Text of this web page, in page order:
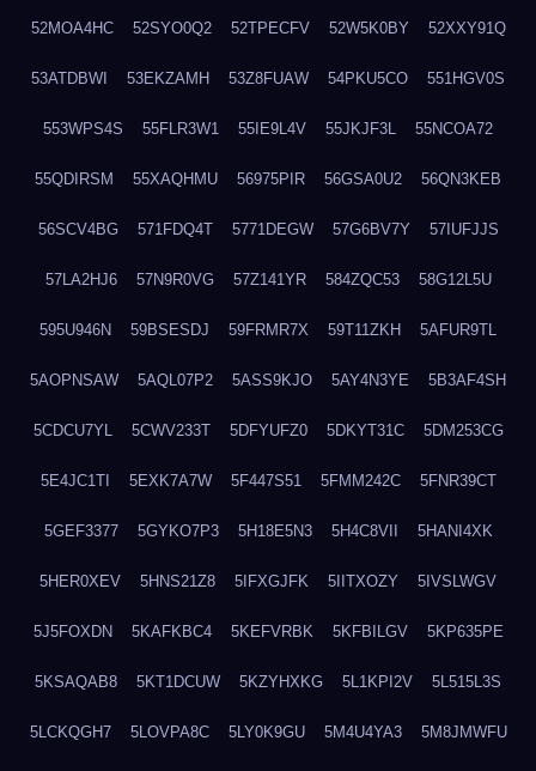
52MOA4HC 52SYO0Q2 52TPECFV 52W5K0BY 52XXY91Q
53ATDBWI 53EKZAMH 53Z8FUAW 54PKU5CO 551HGV0S
553WPS4S 55FLR3W1 55IE9L4V 55JKJF3L 55NCOA72
55QDIRSM 55XAQHMU 56975PIR 56GSA0U2 56QN3KEB
56SCV4BG 571FDQ4T 5771DEGW 57G6BV7Y 57IUFJJS
57LA2HJ6 57N9R0VG 57Z141YR 584ZQC53 58G12L5U
595U946N 59BSESDJ 59FRMR7X 59T11ZKH 5AFUR9TL
5AOPNSAW 5AQL07P2 5ASS9KJO 5AY4N3YE 5B3AF4SH
5CDCU7YL 5CWV233T 5DFYUFZ0 5DKYT31C 5DM253CG
5E4JC1TI 5EXK7A7W 5F447S51 5FMM242C 5FNR39CT
5GEF3377 5GYKO7P3 5H18E5N3 5H4C8VII 5HANI4XK
5HER0XEV 5HNS21Z8 5IFXGJFK 5IITXOZY 5IVSLWGV
5J5FOXDN 5KAFKBC4 5KEFVRBK 5KFBILGV 5KP635PE
5KSAQAB8 5KT1DCUW 5KZYHXKG 5L1KPI2V 5L515L3S
5LCKQGH7 5LOVPA8C 5LY0K9GU 5M4U4YA3 5M8JMWFU